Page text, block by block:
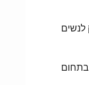
לנשים
בתחום